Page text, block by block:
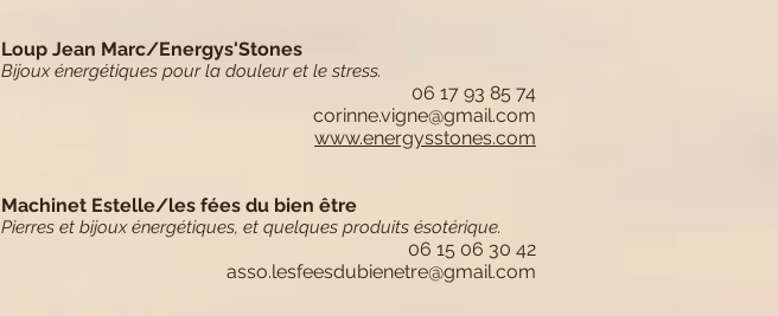
Loup Jean Marc/Energys'Stones
Bijoux énergétiques pour la douleur et le stress.
06 17 93 85 74
corinne.vigne@gmail.com
www.energysstones.com
Machinet Estelle/les fées du bien être
Pierres et bijoux énergétiques, et quelques produits ésotérique.
06 15 06 30 42
asso.lesfeesdubienetre@gmail.com